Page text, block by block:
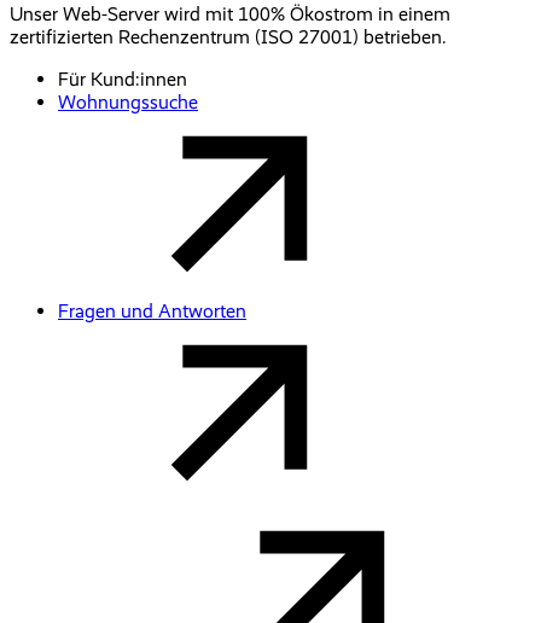
Unser Web-Server wird mit 100% Ökostrom in einem
zertifizierten Rechenzentrum (ISO 27001) betrieben.
Für Kund:innen
Wohnungssuche
Fragen und Antworten